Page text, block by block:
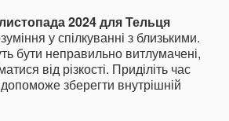
2024 для Тельця
у спілкуванні з близькими.
бути неправильно витлумачені,
від різкості. Приділіть час
зберегти внутрішній